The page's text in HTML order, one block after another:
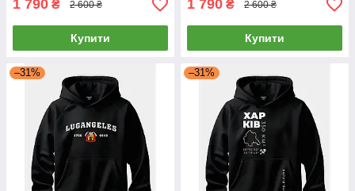
1 790 ₴ 2 600 ₴
Купити
1 790 ₴ 2 600 ₴
Купити
–31% –31%